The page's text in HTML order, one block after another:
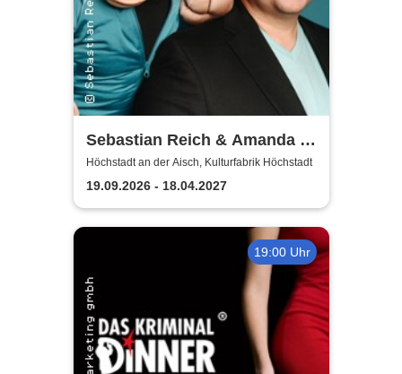
Sebastian Reich & Amanda -
Purer Zufall
Höchstadt an der Aisch, Kulturfabrik Höchstadt
19.09.2026 - 18.04.2027
19:00 Uhr